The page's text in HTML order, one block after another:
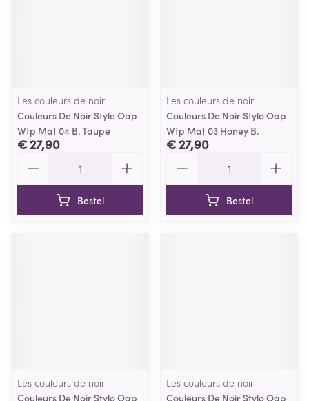
Les couleurs de noir
Couleurs De Noir Stylo Oap
Wtp Mat 04 B. Taupe
€ 27,90
Bestel
Les couleurs de noir
Couleurs De Noir Stylo Oap
Wtp Mat 03 Honey B.
€ 27,90
Bestel
Les couleurs de noir
Couleurs De Noir Stylo Oap
Les couleurs de noir
Couleurs De Noir Stylo Oap